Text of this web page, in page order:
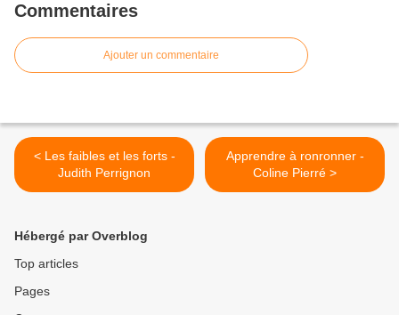
Commentaires
Ajouter un commentaire
< Les faibles et les forts -
Judith Perrignon
Apprendre à ronronner -
Coline Pierré >
Hébergé par Overblog
Top articles
Pages